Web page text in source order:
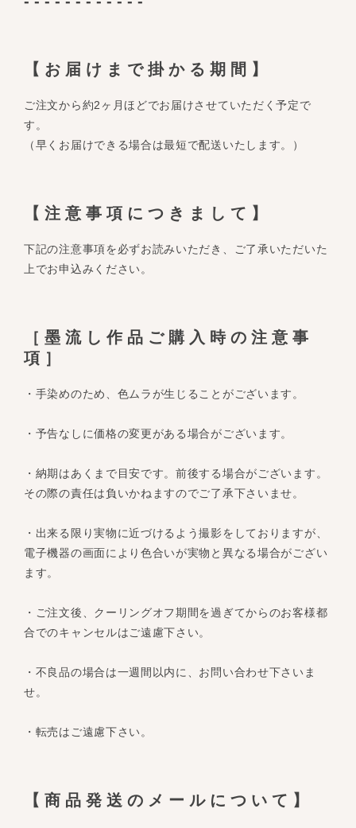
【お届けまで掛かる期間】
ご注文から約2ヶ月ほどでお届けさせていただく予定で
す。
（早くお届けできる場合は最短で配送いたします。）
【注意事項につきまして】
下記の注意事項を必ずお読みいただき、ご了承いただいた
上でお申込みください。
［墨流し作品ご購入時の注意事
項］
・手染めのため、色ムラが生じることがございます。
・予告なしに価格の変更がある場合がございます。
・納期はあくまで目安です。前後する場合がございます。
その際の責任は負いかねますのでご了承下さいませ。
・出来る限り実物に近づけるよう撮影をしておりますが、
電子機器の画面により色合いが実物と異なる場合がござい
ます。
・ご注文後、クーリングオフ期間を過ぎてからのお客様都
合でのキャンセルはご遠慮下さい。
・不良品の場合は一週間以内に、お問い合わせ下さいま
せ。
・転売はご遠慮下さい。
【商品発送のメールについて】